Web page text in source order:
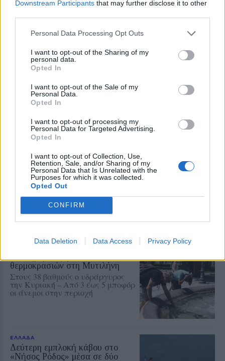
Downstream Participants that may further disclose it to other
Personal Data Processing Opt Outs
I want to opt-out of the Sharing of my
personal data.
Opted In
I want to opt-out of the Sale of my
Personal Data.
Opted In
I want to opt-out of processing my
Personal Data for Targeted Advertising.
Opted In
I want to opt-out of Collection, Use,
Retention, Sale, and/or Sharing of my
Personal Data that Is Unrelated with the
Purposes for which it was collected.
Opted Out
CONFIRM
Data Deletion Data Access Privacy Policy
Καθοριστική για την τελική εικόνα
η τουριστική κίνηση έως το τέλος
ΣΥΝΕΝΤΕΥΞΗ ΜΥΤΙΛΗΝΗ
Η Έλενα Παπαρίζου τραγουδά
αιμοδότες
Μεγάλη συναυλία στις 19
Αυγούστου στο Δημοτικό Στάδιο
Μυτιλήνης – Μέρος των εσόδων θα
διατεθεί για την ενίσχυση του
Συλλόγου Εθελοντών Αιμοδοτών
ΑΤΖΕΝΤΑ
Αφιέρωμα στον Νίκο Καλαϊτζή –
Μπινταγιάλα στον Μεσότοπο
Μουσική, φωτογραφία και
δραματοποίηση συνθέτουν την
εκδήλωση «Έρωτας με τις χορδές
των οργάνων» τη Δευτέρα 10
Αυγούστου
θερμοκρασιών στη Μυτιλήνη
Στους 38 βαθμούς ο υδράργυρος
την Κυριακή – Από 3 έως 5 μποφόρ
οι άνεμοι στην περιοχή
ΕΛΛΑΔΑ
Δεύτερη εμπλοκή κάβου στο
«Νήσος Ρόδος» μέσα σε δύο